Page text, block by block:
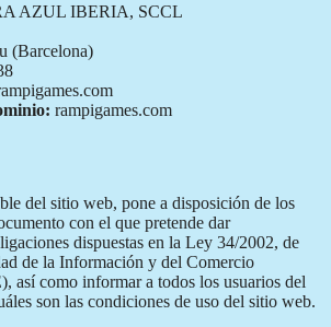
AZUL IBERIA, SCCL
(Barcelona)
rampigames.com
del sitio web, pone a disposición de los
con el que pretende dar
dispuestas en la Ley 34/2002, de
de la Información y del Comercio
así como informar a todos los usuarios del
son las condiciones de uso del sitio web.